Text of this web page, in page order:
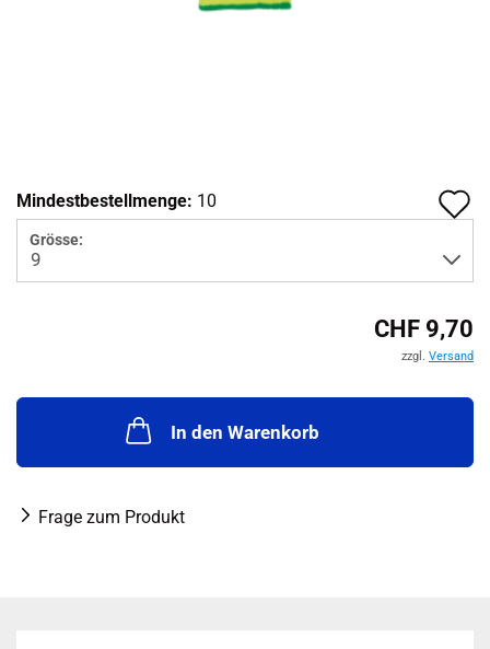
Mindestbestellmenge: 10
Grösse:
CHF 9,70
zzgl. Versand
In den Warenkorb
Frage zum Produkt